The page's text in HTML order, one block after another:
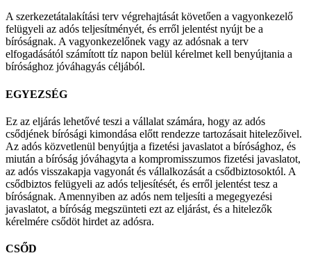
A szerkezetátalakítási terv végrehajtását követően a vagyonkezelő
felügyeli az adós teljesítményét, és erről jelentést nyújt be a
bíróságnak. A vagyonkezelőnek vagy az adósnak a terv
elfogadásától számított tíz napon belül kérelmet kell benyújtania a
bírósághoz jóváhagyás céljából.
EGYEZSÉG
Ez az eljárás lehetővé teszi a vállalat számára, hogy az adós
csődjének bírósági kimondása előtt rendezze tartozásait hitelezőivel.
Az adós közvetlenül benyújtja a fizetési javaslatot a bírósághoz, és
miután a bíróság jóváhagyta a kompromisszumos fizetési javaslatot,
az adós visszakapja vagyonát és vállalkozását a csődbiztosoktól. A
csődbiztos felügyeli az adós teljesítését, és erről jelentést tesz a
bíróságnak. Amennyiben az adós nem teljesíti a megegyezési
javaslatot, a bíróság megszünteti ezt az eljárást, és a hitelezők
kérelmére csődöt hirdet az adósra.
CSŐD